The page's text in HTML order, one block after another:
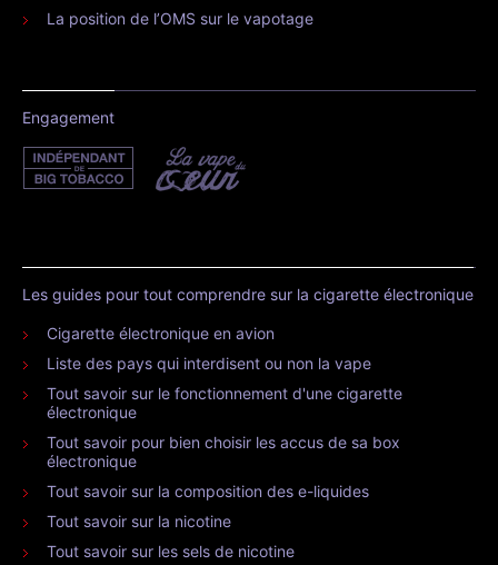
La position de l’OMS sur le vapotage
Engagement
Les guides pour tout comprendre sur la cigarette électronique
Cigarette électronique en avion
Liste des pays qui interdisent ou non la vape
Tout savoir sur le fonctionnement d'une cigarette
électronique
Tout savoir pour bien choisir les accus de sa box
électronique
Tout savoir sur la composition des e-liquides
Tout savoir sur la nicotine
Tout savoir sur les sels de nicotine